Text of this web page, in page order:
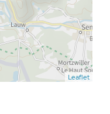
Leaflet